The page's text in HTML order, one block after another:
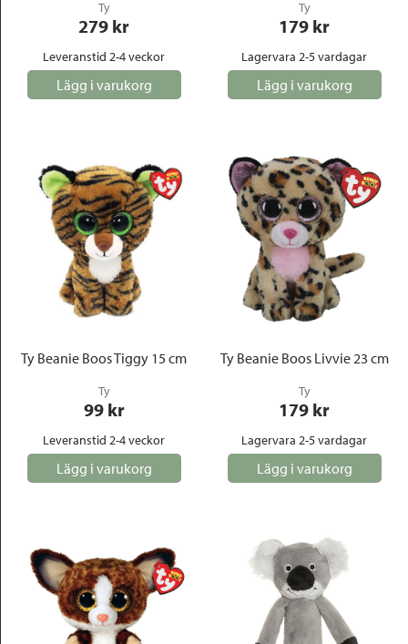
Ty
279 kr
Leveranstid 2-4 veckor
Lägg i varukorg
Ty
179 kr
Lagervara 2-5 vardagar
Lägg i varukorg
Ty Beanie Boos Tiggy 15 cm
Ty
99 kr
Leveranstid 2-4 veckor
Lägg i varukorg
Ty Beanie Boos Livvie 23 cm
Ty
179 kr
Lagervara 2-5 vardagar
Lägg i varukorg